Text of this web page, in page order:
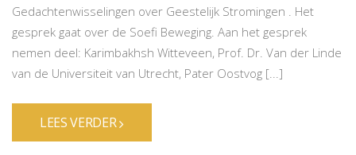
Gedachtenwisselingen over Geestelijk Stromingen . Het
gesprek gaat over de Soefi Beweging. Aan het gesprek
nemen deel: Karimbakhsh Witteveen, Prof. Dr. Van der Linde
van de Universiteit van Utrecht, Pater Oostvog [...]
LEES VERDER